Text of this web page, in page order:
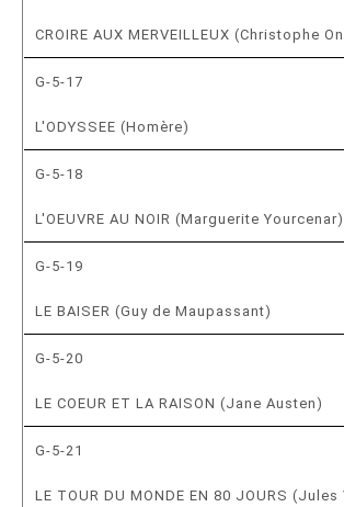
CROIRE AUX MERVEILLEUX (Christophe
G-5-17
L'ODYSSEE (Homère)
G-5-18
L'OEUVRE AU NOIR (Marguerite Yourcenar)
G-5-19
LE BAISER (Guy de Maupassant)
G-5-20
LE COEUR ET LA RAISON (Jane Austen)
G-5-21
LE TOUR DU MONDE EN 80 JOURS (Jules